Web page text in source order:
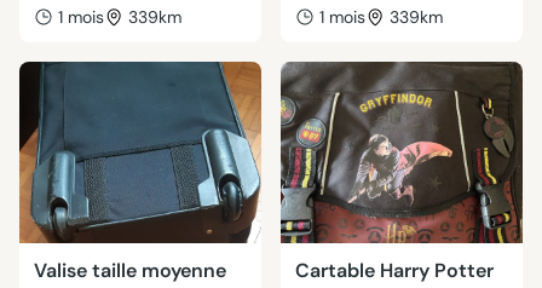
1 mois 339km 1 mois 339km
Valise taille moyenne Cartable Harry Potter